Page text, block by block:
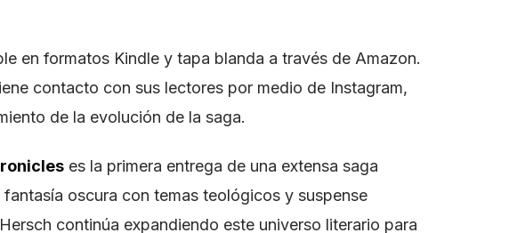
en formatos Kindle y tapa blanda a través de Amazon.
contacto con sus lectores por medio de Instagram,
de la evolución de la saga.
es la primera entrega de una extensa saga
oscura con temas teológicos y suspense
continúa expandiendo este universo literario para